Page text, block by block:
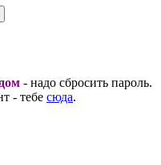
- надо сбросить пароль.
- тебе сюда.